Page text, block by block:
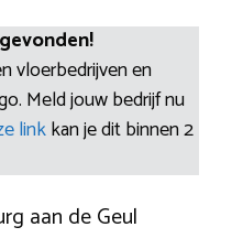
vloerbedrijven en
Meld jouw bedrijf nu
linkkan je dit binnen 2
aan de Geul